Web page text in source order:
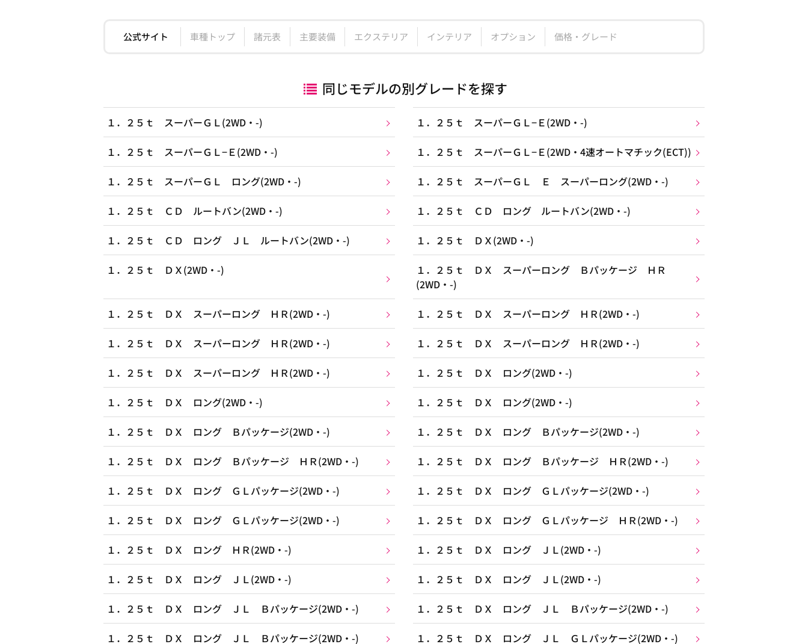
公式サイト 車種トップ 諸元表 主要装備 エクステリア インテリア オプション 価格・グレード
同じモデルの別グレードを探す
１．２５ｔ スーパーＧＬ(2WD・-) １．２５ｔ スーパーＧＬ−Ｅ(2WD・-)
１．２５ｔ スーパーＧＬ−Ｅ(2WD・-) １．２５ｔ スーパーＧＬ−Ｅ(2WD・4速オートマチック(ECT))
１．２５ｔ スーパーＧＬ ロング(2WD・-) １．２５ｔ スーパーＧＬ Ｅ スーパーロング(2WD・-)
１．２５ｔ ＣＤ ルートバン(2WD・-) １．２５ｔ ＣＤ ロング ルートバン(2WD・-)
１．２５ｔ ＣＤ ロング ＪＬ ルートバン(2WD・-) １．２５ｔ ＤＸ(2WD・-)
１．２５ｔ ＤＸ(2WD・-)
１．２５ｔ ＤＸ スーパーロング Ｂパッケージ ＨＲ
(2WD・-)
１．２５ｔ ＤＸ スーパーロング ＨＲ(2WD・-) １．２５ｔ ＤＸ スーパーロング ＨＲ(2WD・-)
１．２５ｔ ＤＸ スーパーロング ＨＲ(2WD・-) １．２５ｔ ＤＸ スーパーロング ＨＲ(2WD・-)
１．２５ｔ ＤＸ スーパーロング ＨＲ(2WD・-) １．２５ｔ ＤＸ ロング(2WD・-)
１．２５ｔ ＤＸ ロング(2WD・-) １．２５ｔ ＤＸ ロング(2WD・-)
１．２５ｔ ＤＸ ロング Ｂパッケージ(2WD・-) １．２５ｔ ＤＸ ロング Ｂパッケージ(2WD・-)
１．２５ｔ ＤＸ ロング Ｂパッケージ ＨＲ(2WD・-) １．２５ｔ ＤＸ ロング Ｂパッケージ ＨＲ(2WD・-)
１．２５ｔ ＤＸ ロング ＧＬパッケージ(2WD・-) １．２５ｔ ＤＸ ロング ＧＬパッケージ(2WD・-)
１．２５ｔ ＤＸ ロング ＧＬパッケージ(2WD・-) １．２５ｔ ＤＸ ロング ＧＬパッケージ ＨＲ(2WD・-)
１．２５ｔ ＤＸ ロング ＨＲ(2WD・-) １．２５ｔ ＤＸ ロング ＪＬ(2WD・-)
１．２５ｔ ＤＸ ロング ＪＬ(2WD・-) １．２５ｔ ＤＸ ロング ＪＬ(2WD・-)
１．２５ｔ ＤＸ ロング ＪＬ Ｂパッケージ(2WD・-) １．２５ｔ ＤＸ ロング ＪＬ Ｂパッケージ(2WD・-)
１．２５ｔ ＤＸ ロング ＪＬ Ｂパッケージ(2WD・-) １．２５ｔ ＤＸ ロング ＪＬ ＧＬパッケージ(2WD・-)